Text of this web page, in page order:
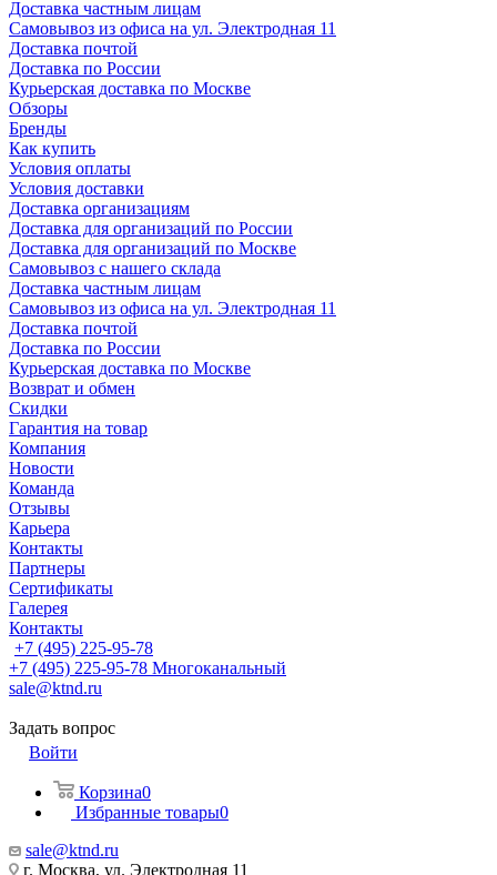
Доставка частным лицам
Самовывоз из офиса на ул. Электродная 11
Доставка почтой
Доставка по России
Курьерская доставка по Москве
Обзоры
Бренды
Как купить
Условия оплаты
Условия доставки
Доставка организациям
Доставка для организаций по России
Доставка для организаций по Москве
Самовывоз с нашего склада
Доставка частным лицам
Самовывоз из офиса на ул. Электродная 11
Доставка почтой
Доставка по России
Курьерская доставка по Москве
Возврат и обмен
Скидки
Гарантия на товар
Компания
Новости
Команда
Отзывы
Карьера
Контакты
Партнеры
Сертификаты
Галерея
Контакты
+7 (495) 225-95-78
+7 (495) 225-95-78 Многоканальный
sale@ktnd.ru
Задать вопрос
Войти
Корзина0
Избранные товары0
sale@ktnd.ru
г. Москва, ул. Электродная 11